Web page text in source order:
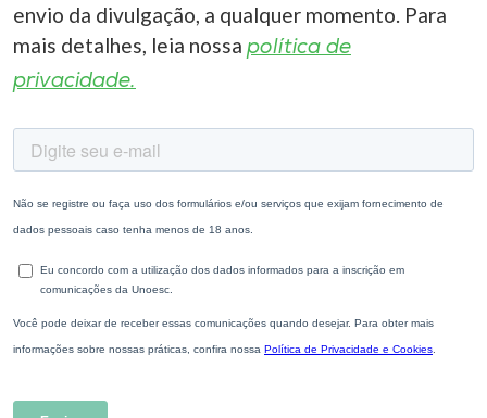
envio da divulgação, a qualquer momento. Para
mais detalhes, leia nossa política de
privacidade.